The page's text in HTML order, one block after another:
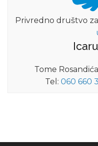
Privredno društvo
Tome
Tel: 060 660